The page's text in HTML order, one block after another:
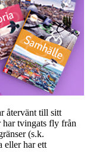
återvänt till sitt
har tvingats fly från
(s.k.
eller har ett